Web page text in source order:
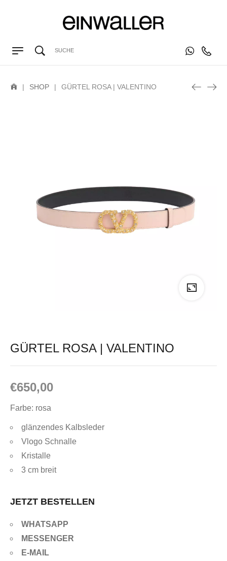
| SHOP | GÜRTEL ROSA | VALENTINO
GÜRTEL ROSA | VALENTINO
€650,00
Farbe: rosa
glänzendes Kalbsleder
Vlogo Schnalle
Kristalle
3 cm breit
JETZT BESTELLEN
WHATSAPP
MESSENGER
E-MAIL